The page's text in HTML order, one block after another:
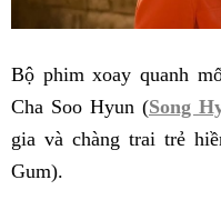
Bộ phim xoay quanh
Cha Soo Hyun (Song
gia và chàng trai trẻ
Gum).